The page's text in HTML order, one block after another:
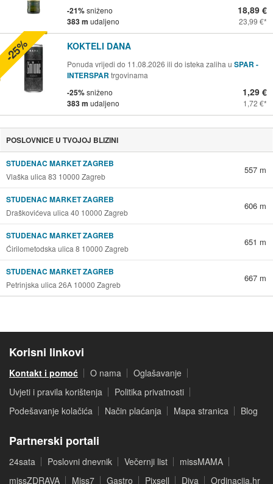
-21%sniženo
383 m udaljeno
18,89 €
23,99 €
KOKTELI DANA
Ponuda vrijedi do 11.08.2026 ili do isteka zaliha u SPAR -
INTERSPAR trgovinama
-25%sniženo
383 m udaljeno
1,29 €
1,72 €
-25%
POSLOVNICE U TVOJOJ BLIZINI
STUDENAC MARKET ZAGREB
Vlaška ulica 83 10000 Zagreb
557 m
STUDENAC MARKET ZAGREB
Draškovićeva ulica 40 10000 Zagreb
606 m
STUDENAC MARKET ZAGREB
Ćirilometodska ulica 8 10000 Zagreb
651 m
STUDENAC MARKET ZAGREB
Petrinjska ulica 26A 10000 Zagreb
667 m
Korisni linkovi
Kontakt i pomoć O nama
Oglašavanje
Uvjeti i pravila korištenja
Politika privatnosti
Podešavanje kolačića
Način plaćanja Mapa stranica Blog
Partnerski portali
24sata Poslovni dnevnik Večernji list
missMAMA
missZDRAVA
Miss7 Gastro Pixsell Diva Ordinacija.hr